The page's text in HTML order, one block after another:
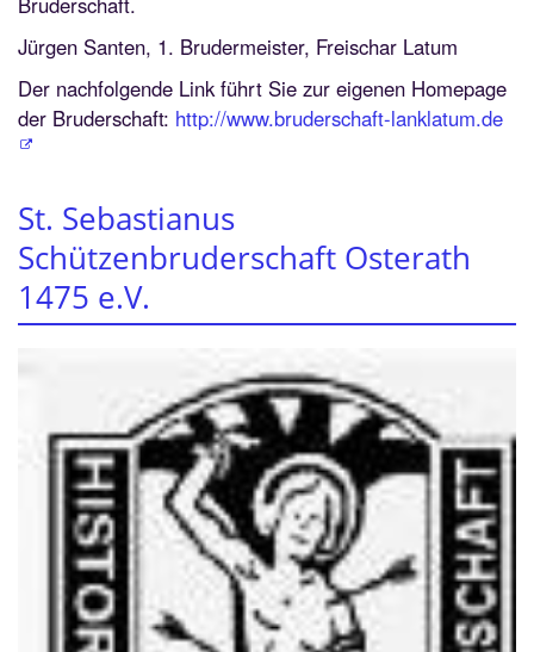
Jürgen Santen, 1. Brudermeister, Freischar Latum
Der nachfolgende Link führt Sie zur eigenen Homepage
der Bruderschaft: http://www.bruderschaft-lanklatum.de
St. Sebastianus
Schützenbruderschaft Osterath
1475 e.V.